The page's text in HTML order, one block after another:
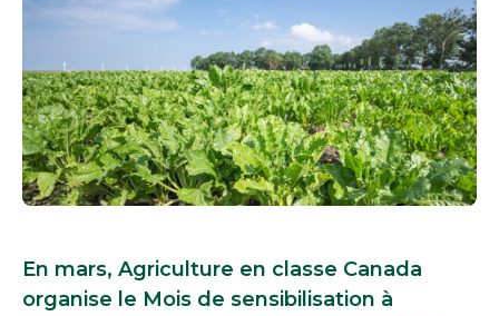
En mars, Agriculture en classe Canada
organise le Mois de sensibilisation à